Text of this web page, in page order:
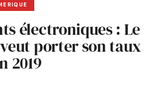
électroniques : Le
porter son taux
2019